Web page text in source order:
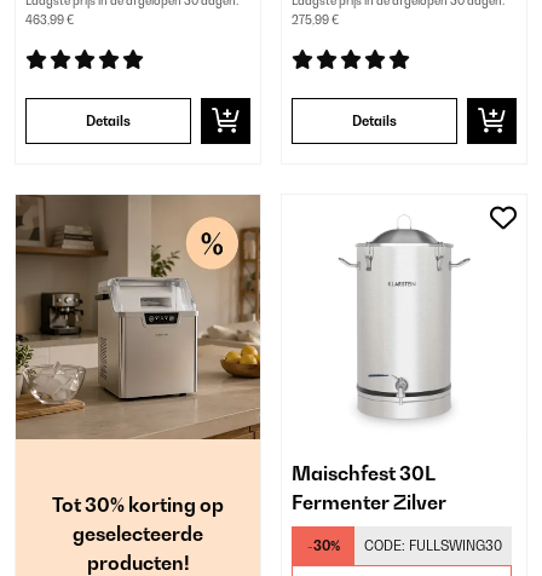
463,99 €
Details
275,99 €
Details
Tot 30% korting op
geselecteerde
producten!
Maischfest 30L
Fermenter Zilver
-30% CODE: FULLSWING30